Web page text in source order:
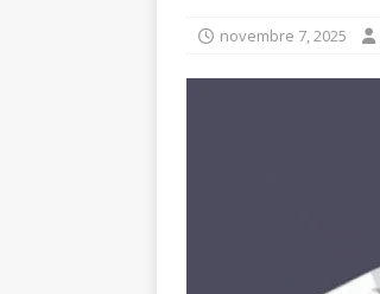
novembre 7, 2025